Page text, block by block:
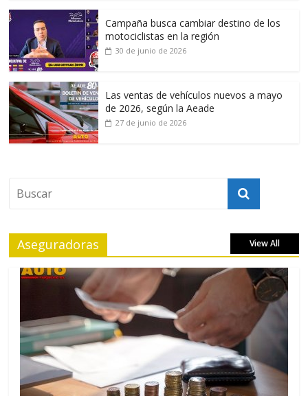
Campaña busca cambiar destino de los
motociclistas en la región
30 de junio de 2026
Las ventas de vehículos nuevos a mayo
de 2026, según la Aeade
27 de junio de 2026
Aseguradoras View All